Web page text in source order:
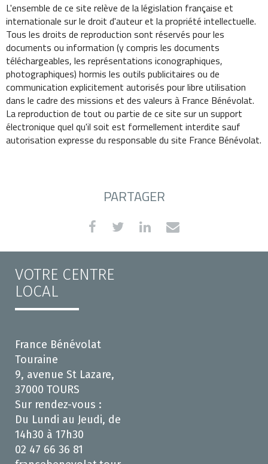
L'ensemble de ce site relève de la législation française et
internationale sur le droit d'auteur et la propriété intellectuelle.
Tous les droits de reproduction sont réservés pour les
documents ou information (y compris les documents
téléchargeables, les représentations iconographiques,
photographiques) hormis les outils publicitaires ou de
communication explicitement autorisés pour libre utilisation
dans le cadre des missions et des valeurs à France Bénévolat.
La reproduction de tout ou partie de ce site sur un support
électronique quel qu'il soit est formellement interdite sauf
autorisation expresse du responsable du site France Bénévolat.
PARTAGER
VOTRE CENTRE
LOCAL
France Bénévolat
Touraine
9, avenue St Lazare,
37000 TOURS
Sur rendez-vous :
Du Lundi au Jeudi, de
14h30 à 17h30
02 47 66 36 81